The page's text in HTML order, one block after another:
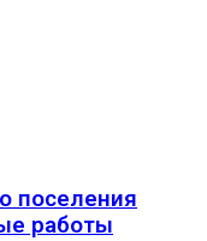
поселения
работы